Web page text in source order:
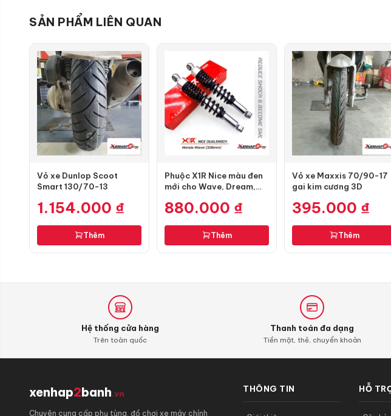
SẢN PHẨM LIÊN QUAN
Vỏ xe Dunlop Scoot
Smart 130/70-13
1.154.000 ₫
Thêm
Phuộc X1R Nice màu đen
mới cho Wave, Dream,
880.000 ₫
Thêm
Vỏ xe Maxxis 70/90-17
gai kim cương 3D
395.000 ₫
Thêm
Hệ thống cửa hàng
Trên toàn quốc
Thanh toán đa dạng
Tiền mặt, thẻ, chuyển khoản
xenhap2banh.vn
Chuyên cung cấp phụ tùng, đồ chơi xe máy chính
THÔNG TIN HỖ